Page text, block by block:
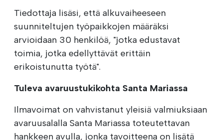
Tiedottaja lisäsi, että alkuvaiheeseen
suunniteltujen työpaikkojen määräksi
arvioidaan 30 henkilöä, "jotka edustavat
toimia, jotka edellyttävät erittäin
erikoistunutta työtä".
Tuleva avaruustukikohta Santa Mariassa
Ilmavoimat on vahvistanut yleisiä valmiuksiaan
avaruusalalla Santa Mariassa toteutettavan
hankkeen avulla, jonka tavoitteena on lisätä